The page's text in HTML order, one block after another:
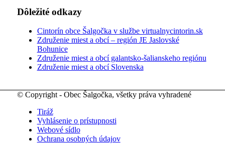
Dôležité odkazy
Cintorín obce Šalgočka v službe virtualnycintorin.sk
Združenie miest a obcí – región JE Jaslovské
Bohunice
Združenie miest a obcí galantsko-šalianskeho regiónu
Združenie miest a obcí Slovenska
© Copyright - Obec Šalgočka, všetky práva vyhradené
Tiráž
Vyhlásenie o prístupnosti
Webové sídlo
Ochrana osobných údajov